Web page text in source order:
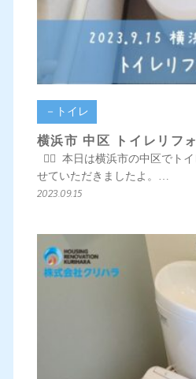
－トイレ
横浜市 中区 トイレリフ
💁‍♀️ 本日は横浜市の中区でト
せていただきましたよ。…
2023.09.15